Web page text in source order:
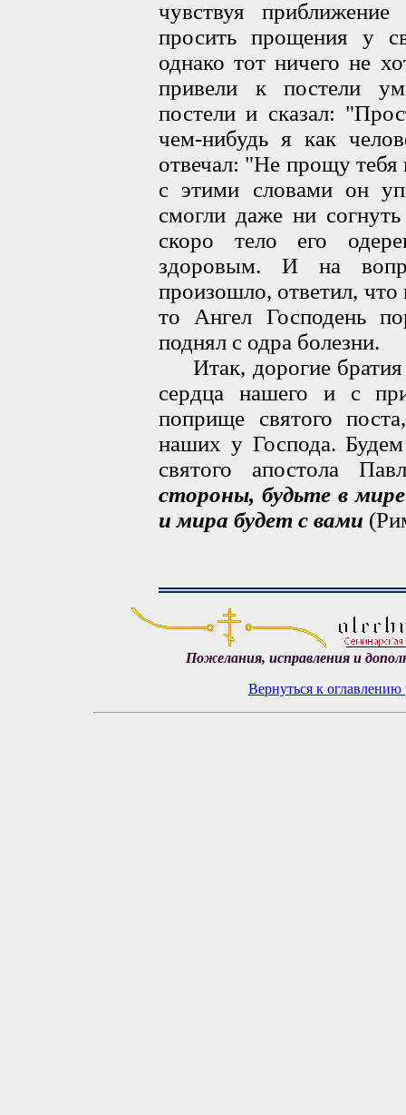
чувствуя
просить прощения у
однако тот ничего не
привели к постели
постели и сказал:
чем-нибудь я как
отвечал: "Не прощу
с этими словами он
смогли даже ни
скоро тело его
здоровым. И на
произошло, ответил, что
то Ангел Господень
поднял с одра болезни.
Итак, дорогие братия
сердца нашего и с
поприще святого
наших у Господа.
святого апостола
стороны, будьте в
и мира будет с вами
Пожелания, исправления и
Вернуться к оглавлению